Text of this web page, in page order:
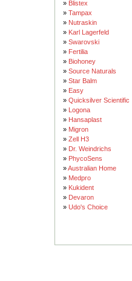
» Blistex
» Tampax
» Nutraskin
» Karl Lagerfeld
» Swarovski
» Fertilia
» Biohoney
» Source Naturals
» Star Balm
» Easy
» Quicksilver Scientific
» Logona
» Hansaplast
» Migron
» Zell H3
» Dr. Weindrichs
» PhycoSens
»Australian Home
» Medpro
» Kukident
» Devaron
» Udo's Choice